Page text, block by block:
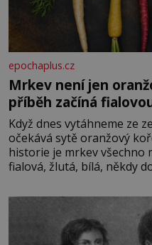
epochaplus.cz
Mrkev není jen
příběh začíná
Když dnes vytáhneme ze
očekává sytě oranžový
historie je mrkev všechno
fialová, žlutá, bílá, někdy
bez které si českou